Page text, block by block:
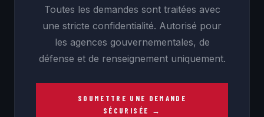
Toutes les demandes sont traitées avec
une stricte confidentialité. Autorisé pour
les agences gouvernementales, de
défense et de renseignement uniquement.
SOUMETTRE UNE DEMANDE
SÉCURISÉE →